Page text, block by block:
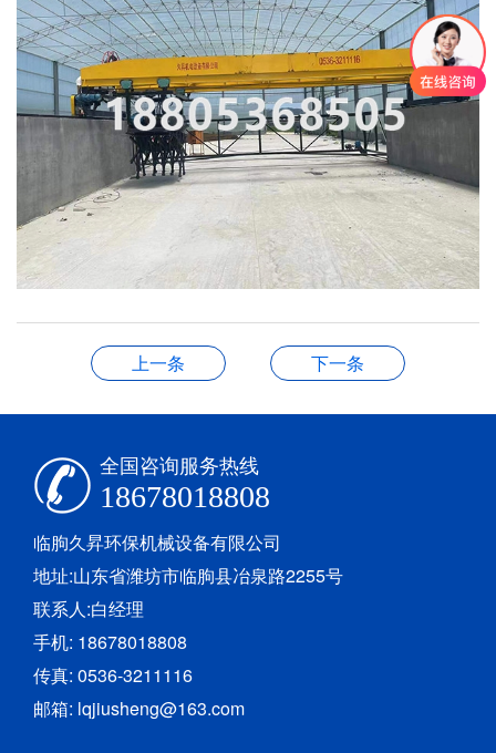
上一条 下一条
全国咨询服务热线
18678018808
临朐久昇环保机械设备有限公司
地址:山东省潍坊市临朐县冶泉路2255号
联系人:白经理
手机: 18678018808
传真: 0536-3211116
邮箱: lqjiusheng@163.com